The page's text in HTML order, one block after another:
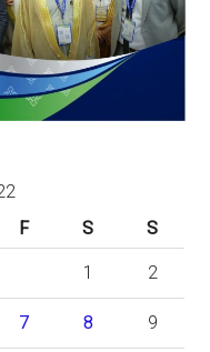
F S S
1 2
7 8 9